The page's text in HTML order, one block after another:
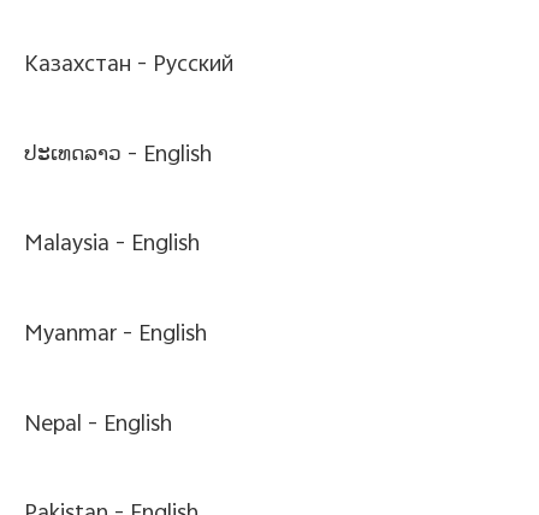
Казахстан - Pусский
ປະເທດລາວ - English
Malaysia - English
Myanmar - English
Nepal - English